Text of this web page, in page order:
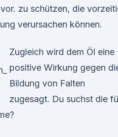
zu schützen, die
verursachen können.
Zugleich wird dem Öl eine
positive Wirkung gegen
Bildung von Falten
zugesagt. Du suchst die